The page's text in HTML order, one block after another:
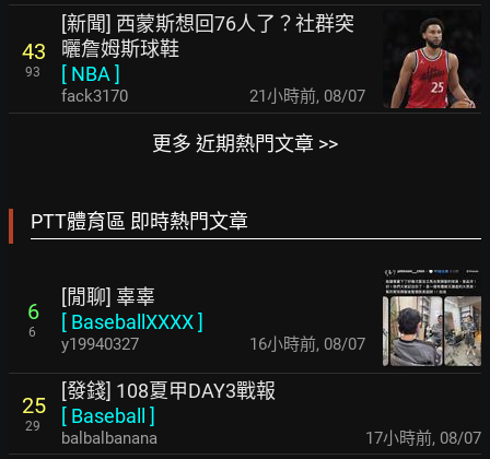
43
93
[新聞] 西蒙斯想回76人了？社群突
曬詹姆斯球鞋
[ NBA ]
fack3170 21小時前, 08/07
更多 近期熱門文章 >>
PTT體育區 即時熱門文章
6
6
[閒聊] 辜辜
[ BaseballXXXX]
y19940327 16小時前, 08/07
25
29
[發錢] 108夏甲DAY3戰報
[ Baseball ]
balbalbanana 17小時前, 08/07